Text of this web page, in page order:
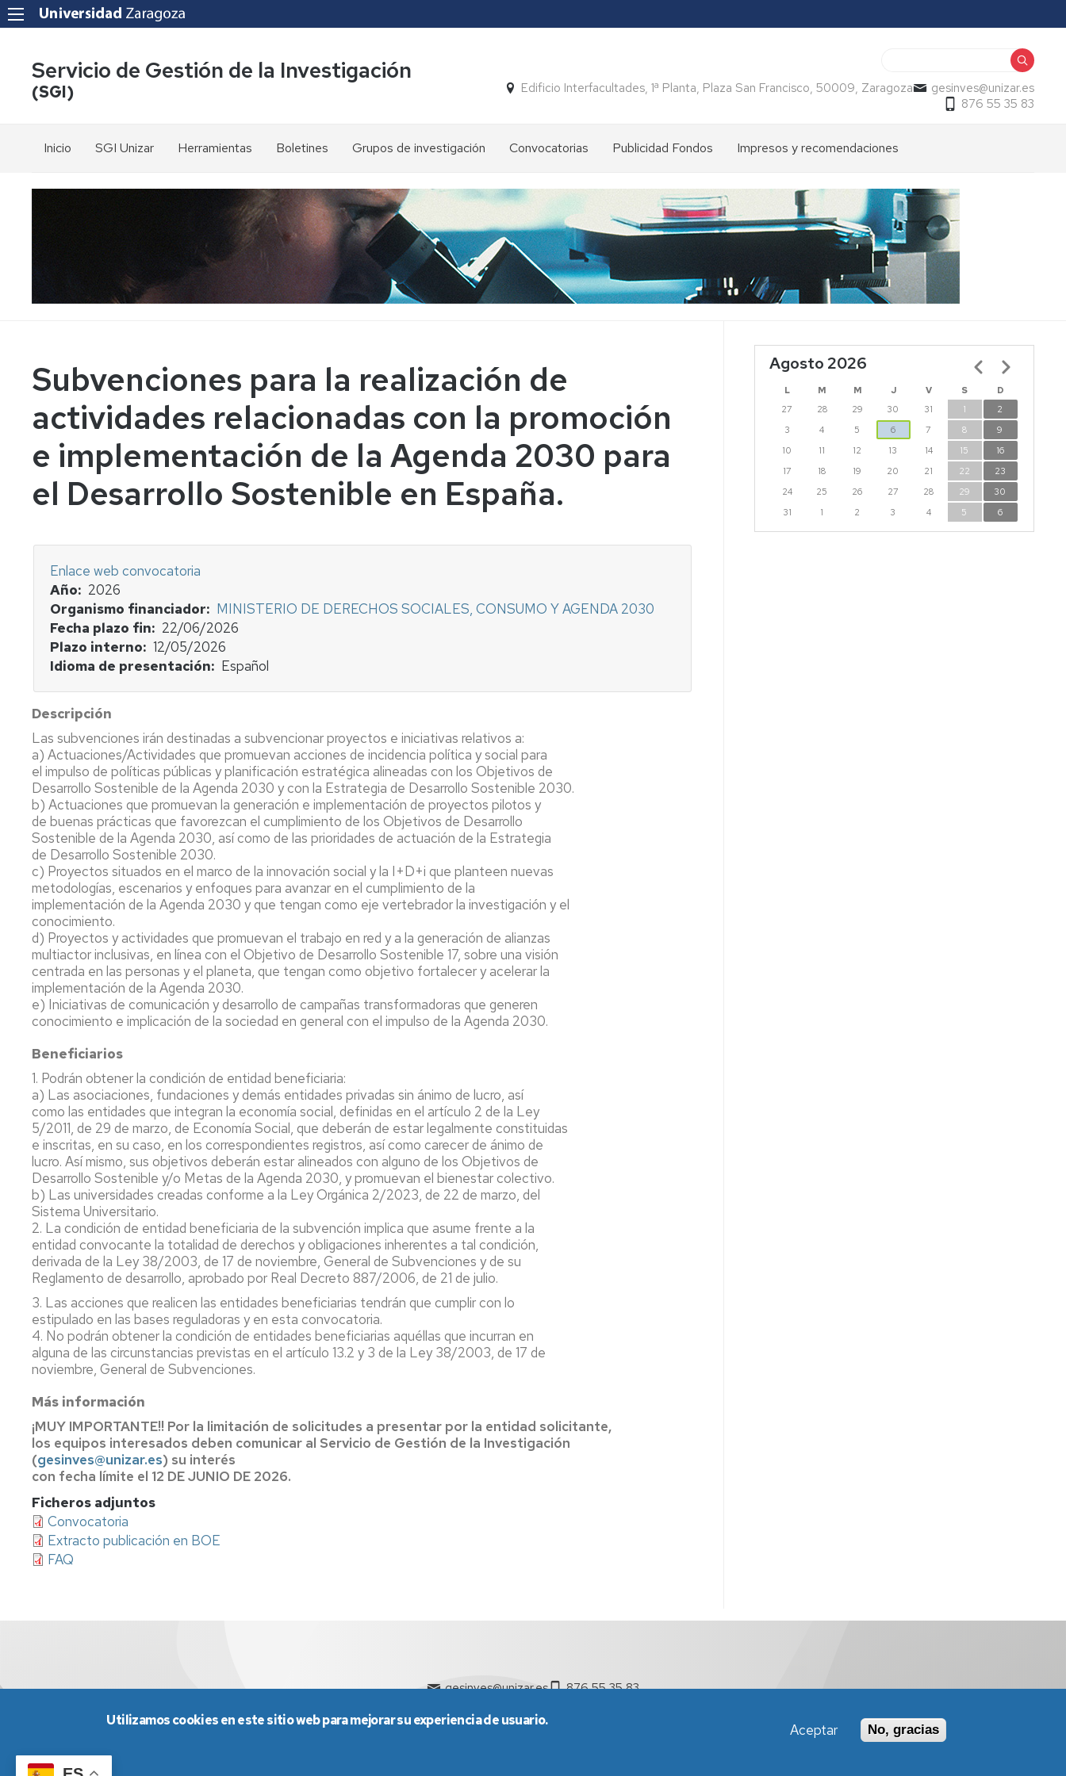
Servicio de Gestión de la Investigación
(SGI) Edificio Interfacultades, 1ª Planta, Plaza San Francisco, 50009, Zaragoza
gesinves@unizar.es
876 55 35 83
Inicio SGI Unizar
Servicio
Personal
Contacto
Herramientas
DATUZ
Boletines Grupos de investigación Convocatorias Publicidad Fondos Impresos y recomendaciones
Subvenciones para la realización de
actividades relacionadas con la promoción
e implementación de la Agenda 2030 para
el Desarrollo Sostenible en España.
Enlace web convocatoria
Año
2026
Organismo financiador
MINISTERIO DE DERECHOS SOCIALES, CONSUMO Y AGENDA 2030
Fecha plazo fin
22/06/2026
Plazo interno
12/05/2026
Idioma de presentación
Español
Descripción
Las subvenciones irán destinadas a subvencionar proyectos e iniciativas relativos a:
a) Actuaciones/Actividades que promuevan acciones de incidencia política y social para
el impulso de políticas públicas y planificación estratégica alineadas con los Objetivos de
Desarrollo Sostenible de la Agenda 2030 y con la Estrategia de Desarrollo Sostenible 2030.
b) Actuaciones que promuevan la generación e implementación de proyectos pilotos y
de buenas prácticas que favorezcan el cumplimiento de los Objetivos de Desarrollo
Sostenible de la Agenda 2030, así como de las prioridades de actuación de la Estrategia
de Desarrollo Sostenible 2030.
c) Proyectos situados en el marco de la innovación social y la I+D+i que planteen nuevas
metodologías, escenarios y enfoques para avanzar en el cumplimiento de la
implementación de la Agenda 2030 y que tengan como eje vertebrador la investigación y el
conocimiento.
d) Proyectos y actividades que promuevan el trabajo en red y a la generación de alianzas
multiactor inclusivas, en línea con el Objetivo de Desarrollo Sostenible 17, sobre una visión
centrada en las personas y el planeta, que tengan como objetivo fortalecer y acelerar la
implementación de la Agenda 2030.
e) Iniciativas de comunicación y desarrollo de campañas transformadoras que generen
conocimiento e implicación de la sociedad en general con el impulso de la Agenda 2030.
Beneficiarios
1. Podrán obtener la condición de entidad beneficiaria:
a) Las asociaciones, fundaciones y demás entidades privadas sin ánimo de lucro, así
como las entidades que integran la economía social, definidas en el artículo 2 de la Ley
5/2011, de 29 de marzo, de Economía Social, que deberán de estar legalmente constituidas
e inscritas, en su caso, en los correspondientes registros, así como carecer de ánimo de
lucro. Así mismo, sus objetivos deberán estar alineados con alguno de los Objetivos de
Desarrollo Sostenible y/o Metas de la Agenda 2030, y promuevan el bienestar colectivo.
b) Las universidades creadas conforme a la Ley Orgánica 2/2023, de 22 de marzo, del
Sistema Universitario.
2. La condición de entidad beneficiaria de la subvención implica que asume frente a la
entidad convocante la totalidad de derechos y obligaciones inherentes a tal condición,
derivada de la Ley 38/2003, de 17 de noviembre, General de Subvenciones y de su
Reglamento de desarrollo, aprobado por Real Decreto 887/2006, de 21 de julio.
3. Las acciones que realicen las entidades beneficiarias tendrán que cumplir con lo
estipulado en las bases reguladoras y en esta convocatoria.
4. No podrán obtener la condición de entidades beneficiarias aquéllas que incurran en
alguna de las circunstancias previstas en el artículo 13.2 y 3 de la Ley 38/2003, de 17 de
noviembre, General de Subvenciones.
Más información
¡MUY IMPORTANTE!! Por la limitación de solicitudes a presentar por la entidad solicitante,
los equipos interesados deben comunicar al Servicio de Gestión de la Investigación
(gesinves@unizar.es) su interés
con fecha límite el 12 DE JUNIO DE 2026.
Ficheros adjuntos
Convocatoria
Extracto publicación en BOE
FAQ
Agosto 2026
L M M J V S
D
27
28 29 30 31 1
2
3
4 5 6 7 8
9
10
11 12 13 14 15
16
17
18 19 20 21 22
23
24
25 26 27 28 29
30
31
1 2 3 4 5 6
Paginación
gesinves@unizar.es 876 55 35 83
Utilizamos cookies en este sitio web para mejorar su experiencia de usuario.
Aceptar No, gracias